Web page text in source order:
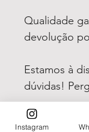
Qualidade
devolução
Estamos à
dúvidas!
Instagram